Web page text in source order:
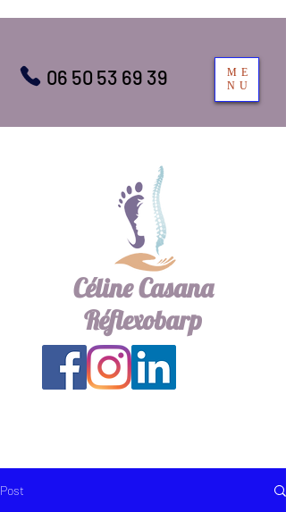
ME
NU
06 50 53 69 39
Céline Casana
Réflexobarp
Post